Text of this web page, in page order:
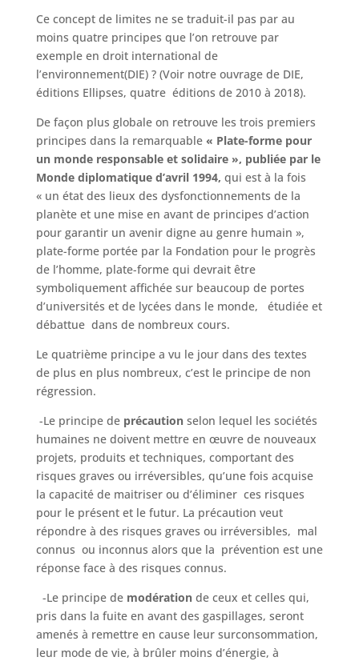
Ce concept de limites ne se traduit-il pas par au
moins quatre principes que l’on retrouve par
exemple en droit international de
l’environnement(DIE) ? (Voir notre ouvrage de DIE,
éditions Ellipses, quatre éditions de 2010 à 2018).
De façon plus globale on retrouve les trois premiers
principes dans la remarquable « Plate-forme pour
un monde responsable et solidaire », publiée par le
Monde diplomatique d’avril 1994, qui est à la fois
« un état des lieux des dysfonctionnements de la
planète et une mise en avant de principes d’action
pour garantir un avenir digne au genre humain »,
plate-forme portée par la Fondation pour le progrès
de l’homme, plate-forme qui devrait être
symboliquement affichée sur beaucoup de portes
d’universités et de lycées dans le monde, étudiée et
débattue dans de nombreux cours.
Le quatrième principe a vu le jour dans des textes
de plus en plus nombreux, c’est le principe de non
régression.
-Le principe de précaution selon lequel les sociétés
humaines ne doivent mettre en œuvre de nouveaux
projets, produits et techniques, comportant des
risques graves ou irréversibles, qu’une fois acquise
la capacité de maitriser ou d’éliminer ces risques
pour le présent et le futur. La précaution veut
répondre à des risques graves ou irréversibles, mal
connus ou inconnus alors que la prévention est une
réponse face à des risques connus.
-Le principe de modérationde ceux et celles qui,
pris dans la fuite en avant des gaspillages, seront
amenés à remettre en cause leur surconsommation,
leur mode de vie, à brûler moins d’énergie, à